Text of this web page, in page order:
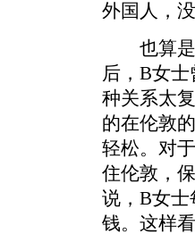
外国人，
也算是“
后，B女
种关系太
的在伦敦
轻松。对
住伦敦，
说，B女士
钱。这样